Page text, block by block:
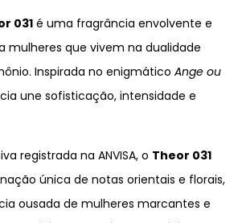
031 é uma fragrância envolvente e
mulheres que vivem na dualidade
Inspirada no enigmático Ange ou
une sofisticação, intensidade e
registrada na ANVISA, o Theor 031
única de notas orientais e florais,
ousada de mulheres marcantes e